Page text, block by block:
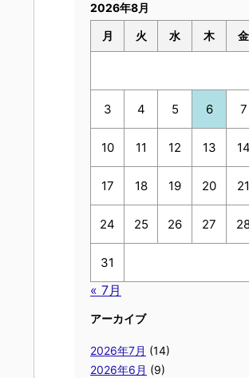
2026年8月
月 火 水 木 金
3 4 5 6 7
10 11 12 13 14
17 18 19 20 21
24 25 26 27
31
« 7月
アーカイブ
2026年7月 (14)
2026年6月 (9)